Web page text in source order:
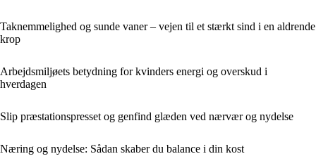
Taknemmelighed og sunde vaner – vejen til et stærkt sind i en aldrende
krop
Arbejdsmiljøets betydning for kvinders energi og overskud i
hverdagen
Slip præstationspresset og genfind glæden ved nærvær og nydelse
Næring og nydelse: Sådan skaber du balance i din kost